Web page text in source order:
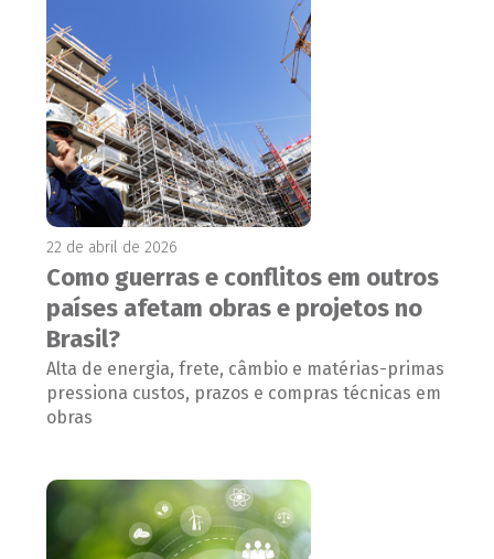
22 de abril de 2026
Como guerras e conflitos em outros
países afetam obras e projetos no
Brasil?
Alta de energia, frete, câmbio e matérias-primas
pressiona custos, prazos e compras técnicas em
obras